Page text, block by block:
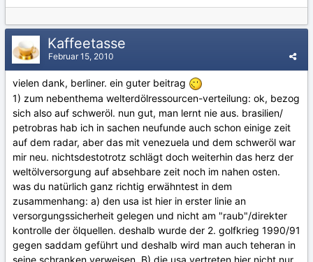
Kaffeetasse
Februar 15, 2010
vielen dank, berliner. ein guter beitrag
1) zum nebenthema welterdölressourcen-verteilung: ok, bezog
sich also auf schweröl. nun gut, man lernt nie aus. brasilien/
petrobras hab ich in sachen neufunde auch schon einige zeit
auf dem radar, aber das mit venezuela und dem schweröl war
mir neu. nichtsdestotrotz schlägt doch weiterhin das herz der
weltölversorgung auf absehbare zeit noch im nahen osten.
was du natürlich ganz richtig erwähntest in dem
zusammenhang: a) den usa ist hier in erster linie an
versorgungssicherheit gelegen und nicht am "raub"/direkter
kontrolle der ölquellen. deshalb wurde der 2. golfkrieg 1990/91
gegen saddam geführt und deshalb wird man auch teheran in